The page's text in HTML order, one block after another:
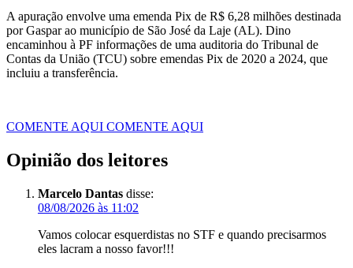
A apuração envolve uma emenda Pix de R$ 6,28 milhões destinada
por Gaspar ao município de São José da Laje (AL). Dino
encaminhou à PF informações de uma auditoria do Tribunal de
Contas da União (TCU) sobre emendas Pix de 2020 a 2024, que
incluiu a transferência.
COMENTE AQUI COMENTE AQUI
Opinião dos leitores
Marcelo Dantas disse:
08/08/2026 às 11:02
Vamos colocar esquerdistas no STF e quando precisarmos
eles lacram a nosso favor!!!